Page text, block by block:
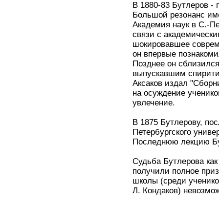
В 1880-83 Бутлеров -
Большой резонанс
Академия наук в С.-
связи с
шокировавшее
он впервые
Позднее он
выпускавшим
Аксаков издал
на осуждение
увлечение.
В 1875 Бутлерову,
Петербургского
Последнюю лекцию
Судьба Бутлерова
получили полное
школы (среди
Л. Кондаков)